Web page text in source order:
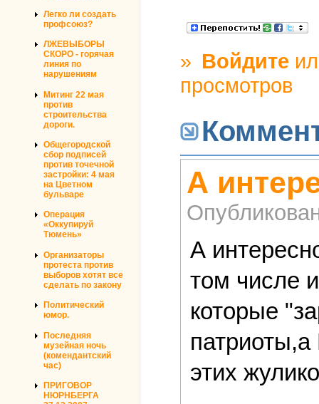
Легко ли создать
профсоюз?
ЛЖЕВЫБОРЫ
СКОРО - горячая
линия по
нарушениям
Митинг 22 мая
против
строительства
дороги.
Общегородской
сбор подписей
против точечной
застройки: 4 мая
на Цветном
бульваре
Операция
«Оккупируй
Тюмень»
Организаторы
протеста против
выборов хотят все
сделать по закону
Политический
юмор.
Последняя
музейная ночь
(комендантский
час)
ПРИГОВОР
НЮРНБЕРГА
» Войдите
просмотров
А
А
том числе
которые
этих